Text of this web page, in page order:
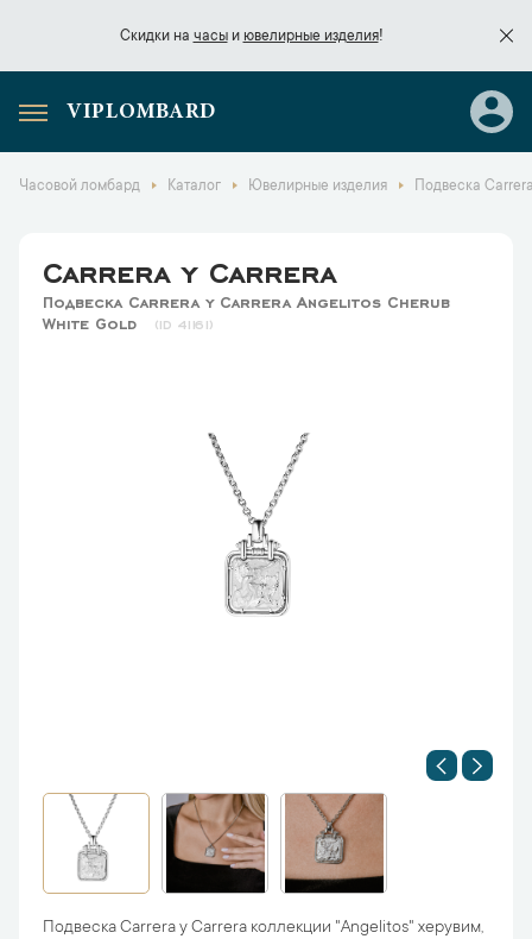
Скидки на часыи ювелирные изделия!
Скидки начасы
VIPLOMBARD
Часовой ломбард Каталог Ювелирные изделия Подвеска
Carrera y Carrera
Подвеска Carrera y Carrera Angelitos Cherub
White Gold
41161
Подвеска Carrera y Carrera коллекции "Angelitos" херувим,